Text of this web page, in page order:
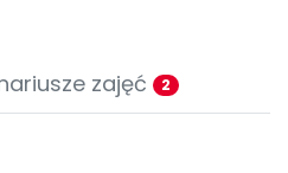
zajęć 2